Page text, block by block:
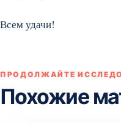
Всем удачи!
ПРОДОЛЖАЙТЕ
Похожие